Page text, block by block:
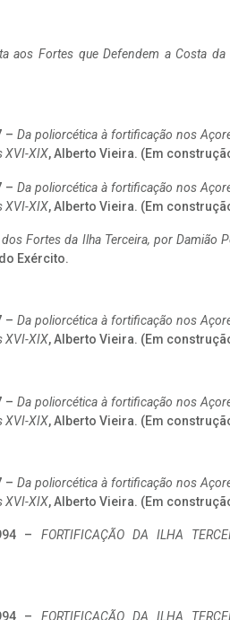
aos Fortes que Defendem a Costa da
– Da poliorcética à fortificação nos
XVI-XIX, Alberto Vieira. (Em
– Da poliorcética à fortificação nos
XVI-XIX, Alberto Vieira. (Em
Fortes da Ilha Terceira, por Damião
Exército.
– Da poliorcética à fortificação nos
XVI-XIX, Alberto Vieira. (Em
– Da poliorcética à fortificação nos
XVI-XIX, Alberto Vieira. (Em
– Da poliorcética à fortificação nos
XVI-XIX, Alberto Vieira. (Em
– FORTIFICAÇÃO DA ILHA
– FORTIFICAÇÃO DA ILHA